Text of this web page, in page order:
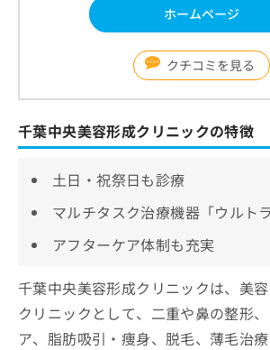
ホームページ
クチコミを見る
千葉中央美容形成クリニックの特徴
土日・祝祭日も診療
マルチタスク治療機器「ウルト
アフターケア体制も充実
千葉中央美容形成クリニックは、美
クリニックとして、二重や鼻の整形
ア、脂肪吸引・痩身、脱毛、薄毛治